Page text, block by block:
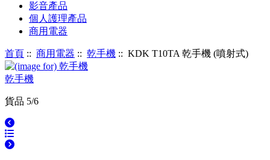
影音產品
個人護理產品
商用電器
首頁 :: 商用電器 :: 乾手機 :: KDK T10TA 乾手機 (噴射式)
乾手機
貨品 5/6